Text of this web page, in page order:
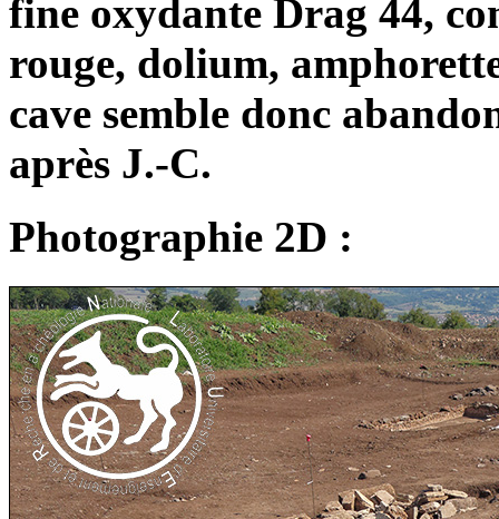
fine oxydante Drag 44,
rouge, dolium,
cave semble donc
après J.-C.
Photographie 2D :